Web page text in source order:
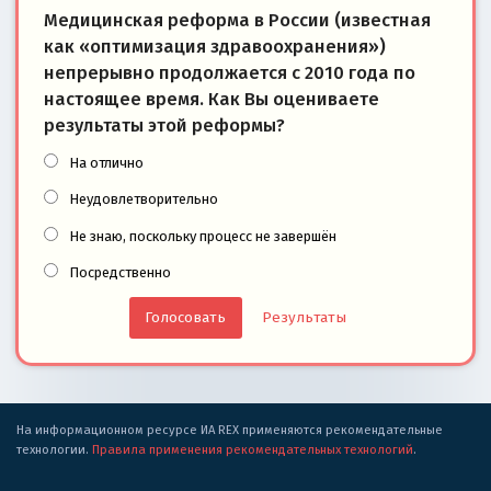
Медицинская реформа в России (известная
как «оптимизация здравоохранения»)
непрерывно продолжается с 2010 года по
настоящее время. Как Вы оцениваете
результаты этой реформы?
На отлично
Неудовлетворительно
Не знаю, поскольку процесс не завершён
Посредственно
Результаты
На информационном ресурсе ИА REX применяются рекомендательные
технологии. Правила применения рекомендательных технологий.